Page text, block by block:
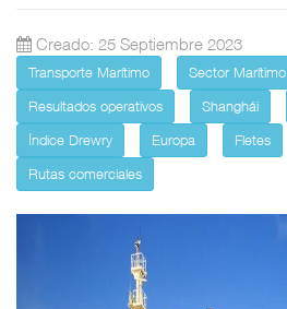
Creado: 25 Septiembre 2023
Transporte Marítimo Sector Marítimo
Resultados operativos
Shanghái
Índice Drewry
Europa Fletes
Rutas comerciales